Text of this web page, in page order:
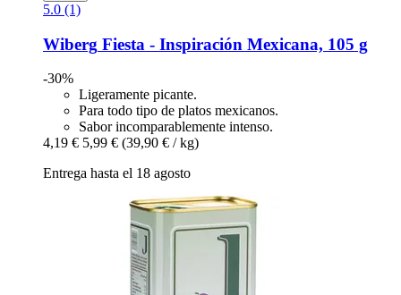
5.0 (1)
Wiberg Fiesta -​ Inspiración Mexicana, 105 g
-30%
Ligeramente picante.
Para todo tipo de platos mexicanos.
Sabor incomparablemente intenso.
4,19 € 5,99 € (39,90 € / kg)
Entrega hasta el 18 agosto